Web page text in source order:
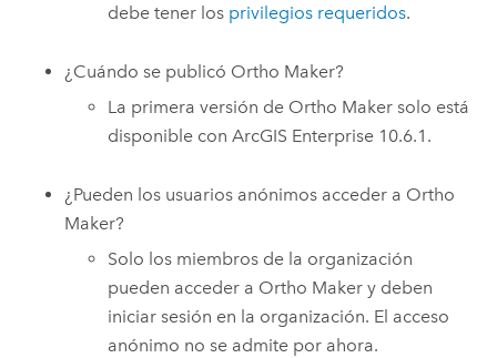
debe tener los privilegios requeridos.
¿Cuándo se publicó Ortho Maker?
La primera versión de Ortho Maker solo está
disponible conArcGIS Enterprise 10.6.1.
¿Pueden los usuarios anónimos acceder a Ortho
Maker?
Solo los miembros de la organización
pueden acceder a Ortho Maker y deben
iniciar sesión en la organización. El acceso
anónimo no se admite por ahora.